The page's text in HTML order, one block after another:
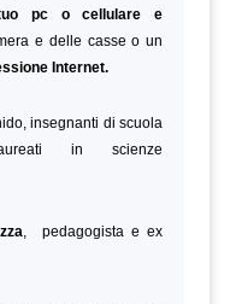
pc o cellulare e
e delle casse o un
Internet.
insegnanti di scuola
in scienze
, pedagogista e ex